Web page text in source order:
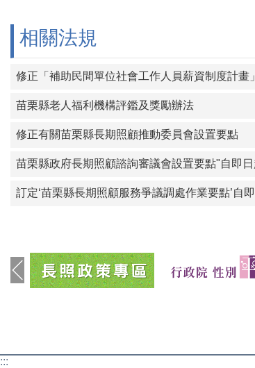
用。
相關法規
修正「補助民間單位社會工作人員薪資制度計畫
苗栗縣老人福利機構評鑑及獎勵辦法
修正有關苗栗縣長期照顧推動委員會設置要點
苗栗縣政府長期照顧諮詢審議會設置要點"自即
訂定‘苗栗縣長期照顧服務爭議調處作業要點’自即
:::